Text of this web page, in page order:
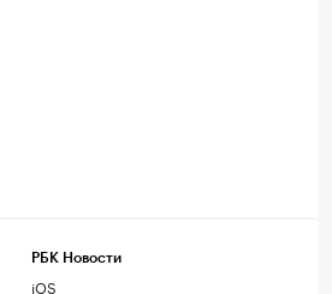
РБК Новости
iOS